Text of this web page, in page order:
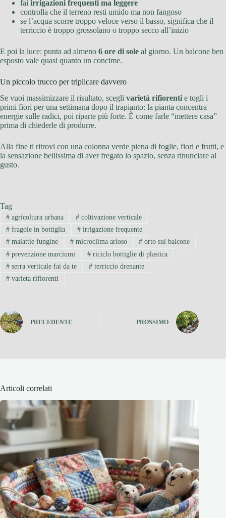
fai irrigazioni frequenti ma leggere
controlla che il terreno resti umido ma non fangoso
se l’acqua scorre troppo veloce verso il basso, significa che il
terriccio è troppo grossolano o troppo secco all’inizio
E poi la luce: punta ad almeno 6 ore di sole al giorno. Un balcone ben
esposto vale quasi quanto un concime.
Un piccolo trucco per triplicare davvero
Se vuoi massimizzare il risultato, scegli varietà rifiorenti e togli i
primi fiori per una settimana dopo il trapianto: la pianta concentra
energie sulle radici, poi riparte più forte. È come farle “mettere casa”
prima di chiederle di produrre.
Alla fine ti ritrovi con una colonna verde piena di foglie, fiori e frutti, e
la sensazione bellissima di aver fregato lo spazio, senza rinunciare al
gusto.
Tag
#agricoltura urbana #coltivazione verticale
#fragole in bottiglia #irrigazione frequente
#malattie fungine #microclima arioso # orto sul balcone
#prevenzione marciumi #riciclo bottiglie di plastica
#serra verticale fai da te #terriccio drenante
#varieta rifiorenti
PRECEDENTE PROSSIMO
Articoli correlati